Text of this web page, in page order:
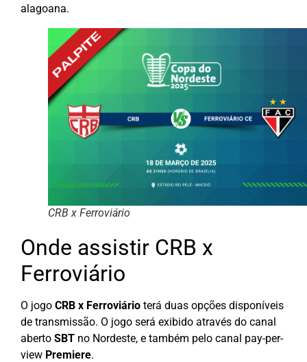
alagoana.
CRB x Ferroviário
Onde assistir CRB x
Ferroviário
O jogo CRB x Ferroviário terá duas opções disponíveis
de transmissão. O jogo será exibido através do canal
aberto SBT no Nordeste, e também pelo canal pay-per-
view Premiere.